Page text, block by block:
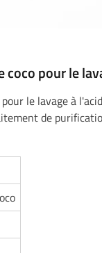
coco pour le
le lavage à
de